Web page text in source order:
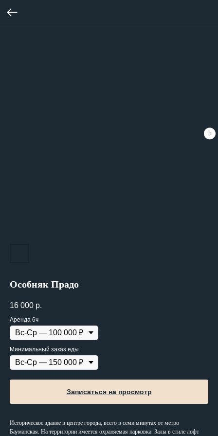
Особняк Прадо
16 000 р.
Аренда 6ч
Минимальный заказ еды
Записаться на просмотр
Историческое здание в центре города, всего в семи минутах от метро
Бауманская. На территории имеется охраняемая парковка. Залы в стиле лофт